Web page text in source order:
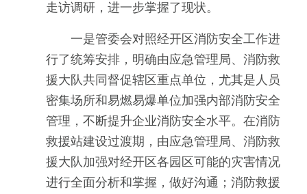
走访调研，进一步掌握了现状。
一是管委会对照经开区消防安全工作进
行了统筹安排，明确由应急管理局、消防救
援大队共同督促辖区重点单位，尤其是人员
密集场所和易燃易爆单位加强内部消防安全
管理，不断提升企业消防安全水平。在消防
救援站建设过渡期，由应急管理局、消防救
援大队加强对经开区各园区可能的灾害情况
进行全面分析和掌握，做好沟通；消防救援